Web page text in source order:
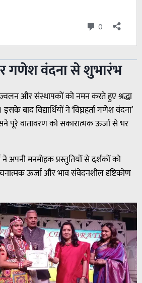
गणेश वंदना से शुभारंभ
और संस्थापकों को नमन करते हुए श्रद्धा
बाद विद्यार्थियों ने ‘विघ्नहर्ता गणेश वंदना’
पूरे वातावरण को सकारात्मक ऊर्जा से भर
अपनी मनमोहक प्रस्तुतियों से दर्शकों को
ऊर्जा और भाव संवेदनशील दृष्टिकोण